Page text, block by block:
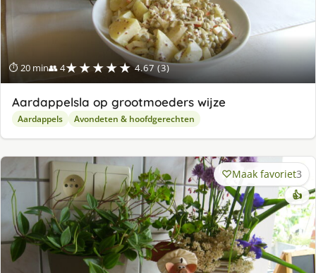
⏱ 20 min👥 4★★★★★ 4.67 (3)
Aardappelsla op grootmoeders wijze
Aardappels Avondeten & hoofdgerechten
Maak favoriet3
👍